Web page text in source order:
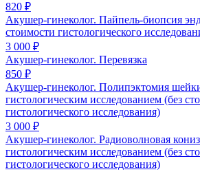
820 ₽
Акушер-гинеколог. Пайпель-биопсия
стоимости гистологического
3 000 ₽
Акушер-гинеколог. Перевязка
850 ₽
Акушер-гинеколог. Полипэктомия
гистологическим исследованием (без
гистологического исследования)
3 000 ₽
Акушер-гинеколог. Радиоволновая
гистологическим исследованием (без
гистологического исследования)